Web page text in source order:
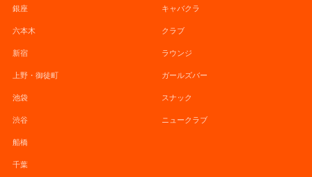
銀座
六本木
新宿
上野・御徒町
池袋
渋谷
船橋
千葉
キャバクラ
クラブ
ラウンジ
ガールズバー
スナック
ニュークラブ